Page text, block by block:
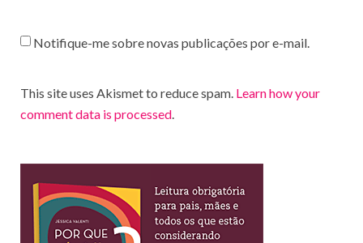
Notifique-me sobre novas publicações por e-mail.
This site uses Akismet to reduce spam. Learn how your
comment data is processed.